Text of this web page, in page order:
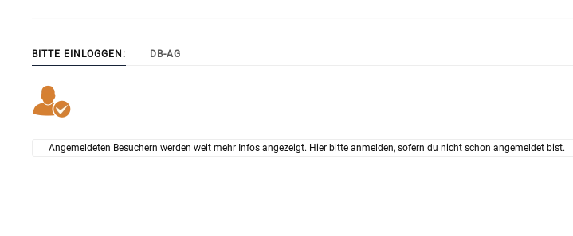
BITTE EINLOGGEN: DB-AG
Angemeldeten Besuchern werden weit mehr Infos angezeigt. Hier bitte anmelden, sofern du nicht schon angemeldet bist.